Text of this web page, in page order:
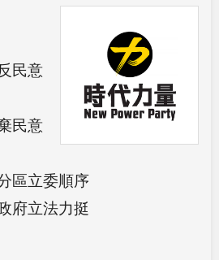
民意
民意
區立委順序
府立法力挺